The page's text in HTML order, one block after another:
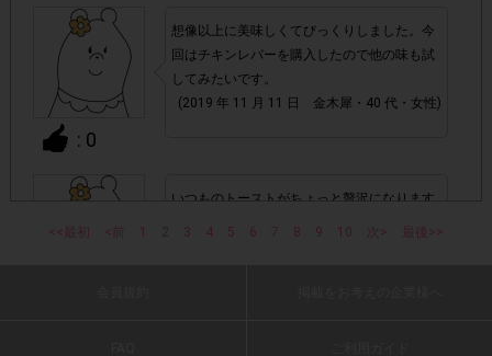
て、機種によってはアンケートに回答できない場合がござい
ます。
▼ポイント付与対象外
上記参加条件(対象商品・購入チェーン・回答期間・
: 0
想像以上に美味しくてびっくりしました。今
回はチキンレバーを購入したので他の味も試
してみたいです。
(2019 年 11 月 11 日 金木犀・40 代・女性)
いつものトーストがちょっと贅沢になります
<<最初 <前 1 3 4 5 6 7 8 9 10 次> 最後>>